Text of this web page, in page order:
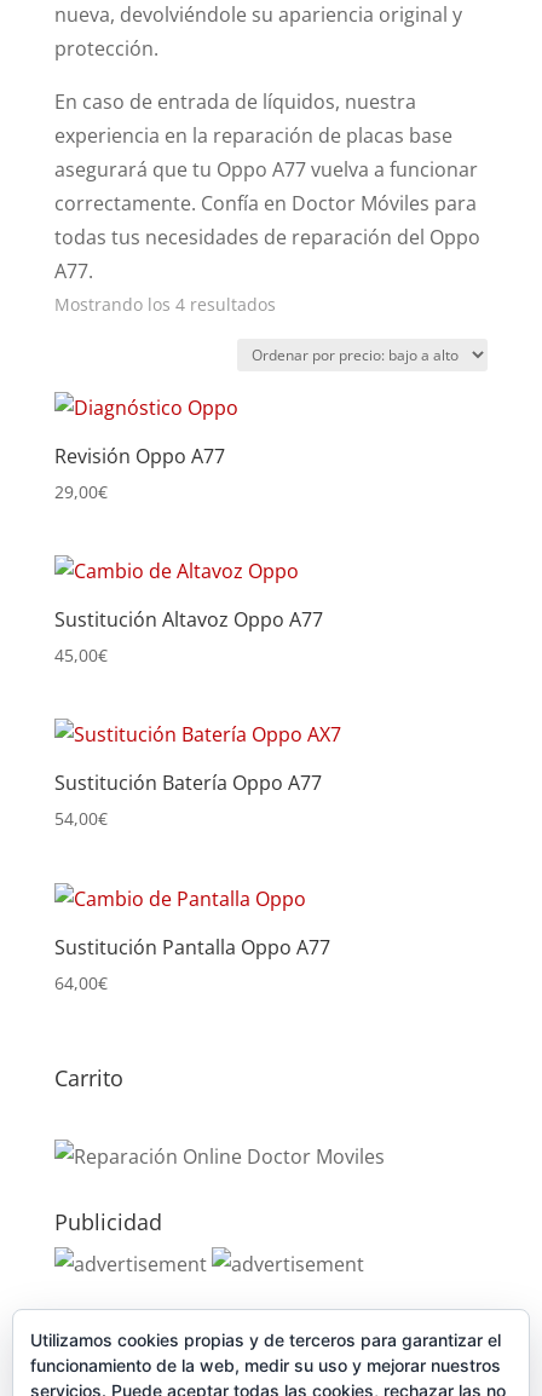
nueva, devolviéndole su apariencia original y
protección.
En caso de entrada de líquidos, nuestra
experiencia en la reparación de placas base
asegurará que tu Oppo A77 vuelva a funcionar
correctamente. Confía en Doctor Móviles para
todas tus necesidades de reparación del Oppo
A77.
Mostrando los 4 resultadosOrdenado
precio:
Revisión Oppo A77
29,00€
Sustitución Altavoz Oppo A77
45,00€
Sustitución Batería Oppo A77
54,00€
Sustitución Pantalla Oppo A77
64,00€
Carrito
Publicidad
Publicidad
Utilizamos cookies propias y de terceros para garantizar el
funcionamiento de la web, medir su uso y mejorar nuestros
servicios. Puede aceptar todas las cookies, rechazar las no